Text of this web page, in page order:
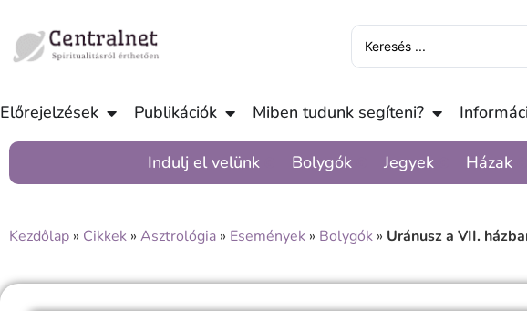
Előrejelzések Publikációk Miben tudunk segíteni?
Indulj el velünk Bolygók Jegyek Házak
Kezdőlap » Cikkek » Asztrológia » Események » Bolygók » Uránusz a VII.